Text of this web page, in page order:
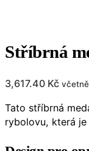
Stříbrná
3,617.40 Kč
Tato stříbrná
rybolovu, která